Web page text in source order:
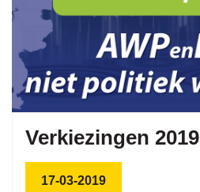
Verkiezingen 2019
17-03-2019